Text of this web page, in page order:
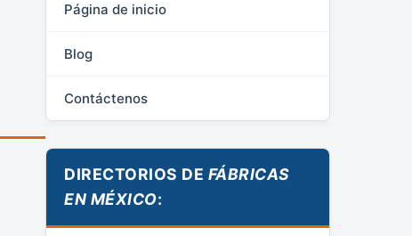
Página de inicio
Blog
Contáctenos
DIRECTORIOS DE FÁBRICAS
EN MÉXICO: